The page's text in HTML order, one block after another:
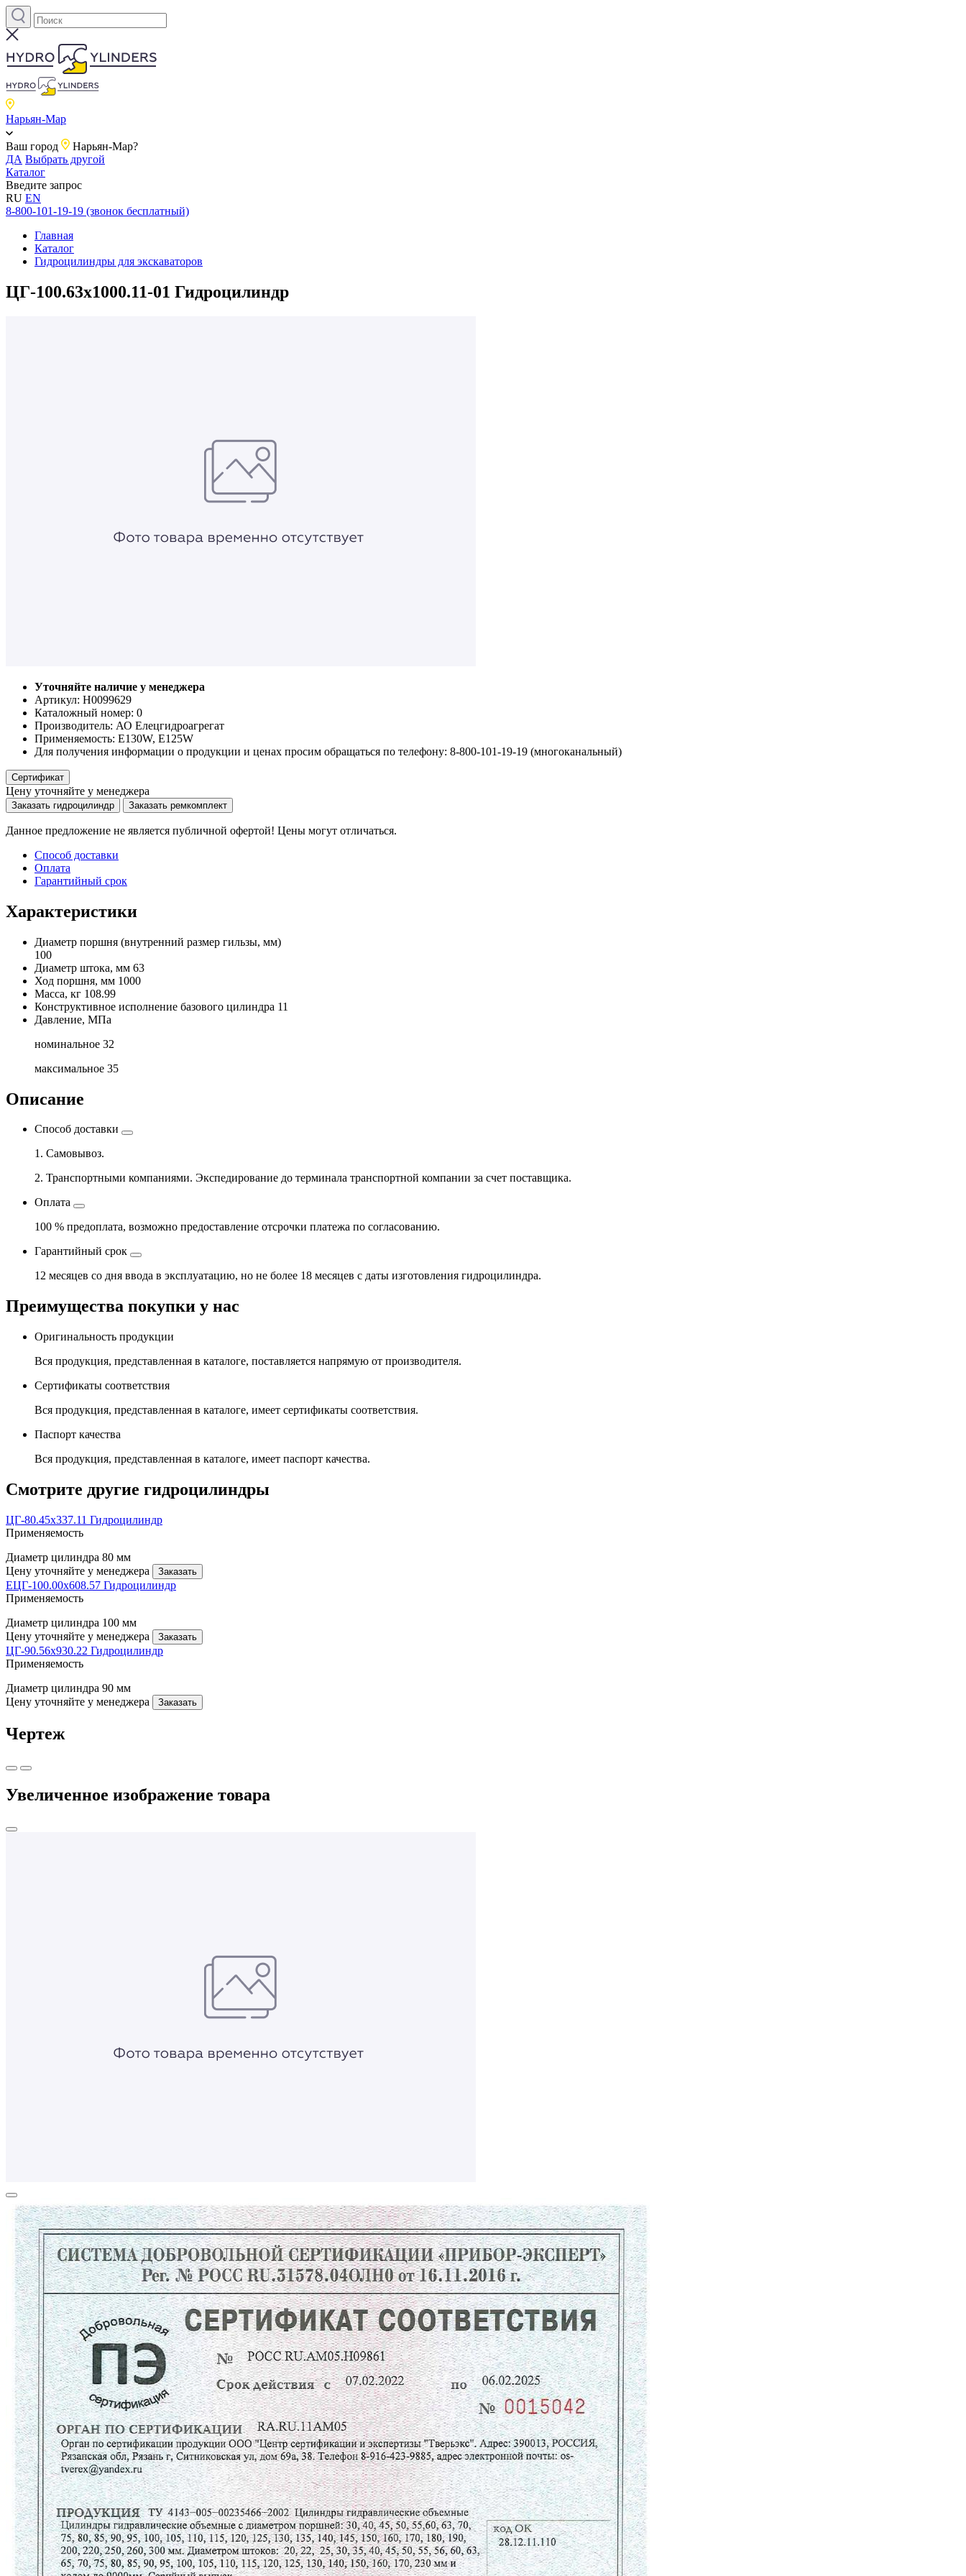
Нарьян-Мар
Ваш город
Нарьян-Мар?
ДА Выбрать другой
Каталог
Введите запрос
RU EN
8-800-101-19-19 (звонок бесплатный)
Главная
Каталог
Гидроцилиндры для экскаваторов
ЦГ-100.63х1000.11-01 Гидроцилиндр
Уточняйте наличие у менеджера
Артикул: Н0099629
Каталожный номер: 0
Производитель: АО Елецгидроагрегат
Применяемость: E130W, E125W
Для получения информации о продукции и ценах просим обращаться по телефону: 8-800-101-19-19 (многоканальный)
Сертификат
Цену уточняйте у менеджера
Заказать гидроцилиндр Заказать ремкомплект
Данное предложение не является публичной офертой! Цены могут отличаться.
Способ доставки
Оплата
Гарантийный срок
Характеристики
Диаметр поршня (внутренний размер гильзы, мм)
100
Диаметр штока, мм 63
Ход поршня, мм 1000
Масса, кг 108.99
Конструктивное исполнение базового цилиндра 11
Давление, МПа
номинальное 32
максимальное 35
Описание
Способ доставки
1. Самовывоз.
2. Транспортными компаниями. Экспедирование до терминала транспортной компании за счет поставщика.
Оплата
100 % предоплата, возможно предоставление отсрочки платежа по согласованию.
Гарантийный срок
12 месяцев со дня ввода в эксплуатацию, но не более 18 месяцев с даты изготовления гидроцилиндра.
Преимущества покупки у нас
Оригинальность продукции
Вся продукция, представленная в каталоге, поставляется напрямую от производителя.
Сертификаты соответствия
Вся продукция, представленная в каталоге, имеет сертификаты соответствия.
Паспорт качества
Вся продукция, представленная в каталоге, имеет паспорт качества.
Смотрите другие гидроцилиндры
ЦГ-80.45х337.11 Гидроцилиндр
Применяемость
Диаметр цилиндра 80 мм
Цену уточняйте у менеджера
Заказать
ЕЦГ-100.00х608.57 Гидроцилиндр
Применяемость
Диаметр цилиндра 100 мм
Цену уточняйте у менеджера
Заказать
ЦГ-90.56х930.22 Гидроцилиндр
Применяемость
Диаметр цилиндра 90 мм
Цену уточняйте у менеджера
Заказать
Чертеж
Увеличенное изображение товара